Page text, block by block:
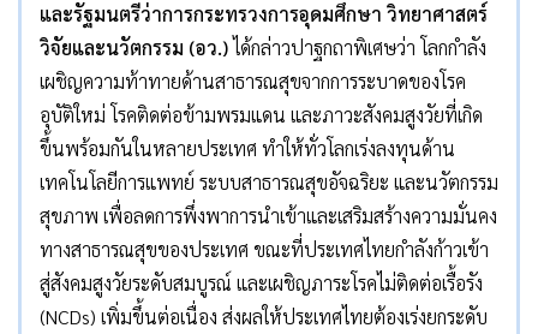
และรัฐมนตรีว่าการกระทรวงการอุดมศึกษา วิทยาศาสตร์
วิจัยและนวัตกรรม (อว.)ได้กล่าวปาฐกถาพิเศษว่า โลกกำลัง
เผชิญความท้าทายด้านสาธารณสุขจากการระบาดของโรค
อุบัติใหม่ โรคติดต่อข้ามพรมแดน และภาวะสังคมสูงวัยที่เกิด
ขึ้นพร้อมกันในหลายประเทศ ทำให้ทั่วโลกเร่งลงทุนด้าน
เทคโนโลยีการแพทย์ ระบบสาธารณสุขอัจฉริยะ และนวัตกรรม
สุขภาพ เพื่อลดการพึ่งพาการนำเข้าและเสริมสร้างความมั่นคง
ทางสาธารณสุขของประเทศ ขณะที่ประเทศไทยกำลังก้าวเข้า
สู่สังคมสูงวัยระดับสมบูรณ์ และเผชิญภาระโรคไม่ติดต่อเรื้อรัง
(NCDs) เพิ่มขึ้นต่อเนื่อง ส่งผลให้ประเทศไทยต้องเร่งยกระดับ